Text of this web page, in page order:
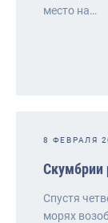
место на…
8 ФЕВРАЛЯ
Скумбрии
Спустя
морях